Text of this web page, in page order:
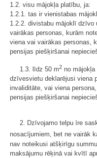
1.2. visu mājokļa platību, ja:
1.2.1. tas ir vienistabas
1.2.2. divistabu mājoklī dzīvo
vairākas personas, kurām
viena vai vairākas personas,
pensijas piešķiršanai
1.3. līdz 50 m2 no
dzīvesvietu deklarējusi viena
invaliditāte, vai viena
pensijas piešķiršanai
2. Dzīvojamo telpu īre
nosacījumiem, bet ne vairāk
nav noteikusi atšķirīgu
maksājumu rēķinā vai kvītī